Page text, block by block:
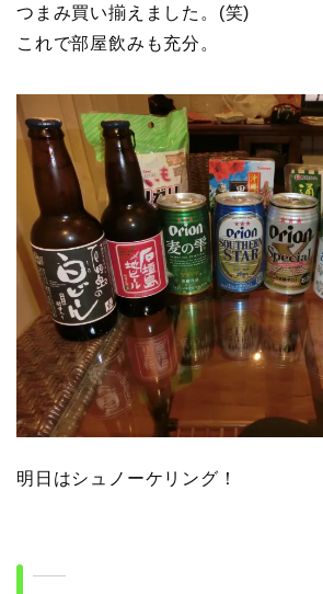
つまみ買い揃えました。(笑)
これで部屋飲みも充分。
明日はシュノーケリング！